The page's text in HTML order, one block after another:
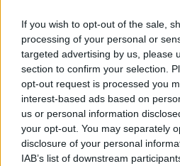
If you wish to opt-out of the sale,
processing of your personal or
targeted advertising by us, please
section to confirm your selection.
opt-out request is processed you
interest-based ads based on
us or personal information
your opt-out. You may separately
disclosure of your personal
IAB’s list of downstream